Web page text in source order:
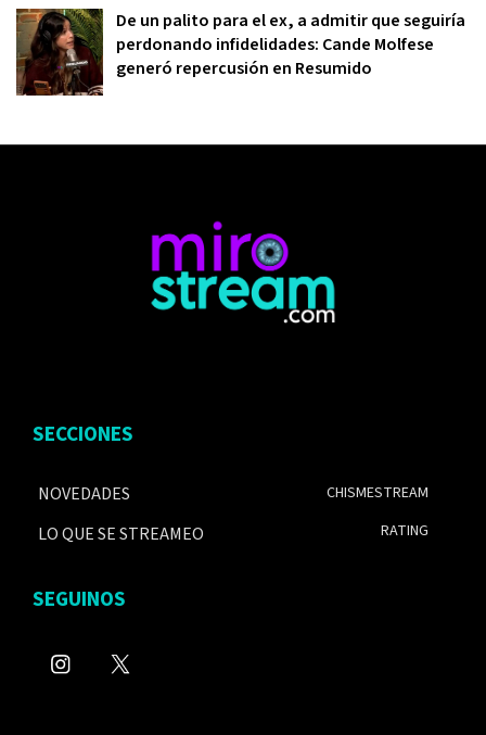
De un palito para el ex, a admitir que seguiría
perdonando infidelidades: Cande Molfese
generó repercusión en Resumido
SECCIONES
NOVEDADES
LO QUE SE STREAMEO
CHISMESTREAM
RATING
SEGUINOS